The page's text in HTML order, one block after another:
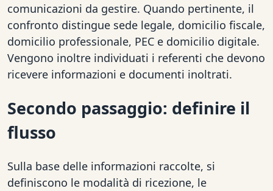
comunicazioni da gestire. Quando pertinente, il
confronto distingue sede legale, domicilio fiscale,
domicilio professionale, PEC e domicilio digitale.
Vengono inoltre individuati i referenti che devono
ricevere informazioni e documenti inoltrati.
Secondo passaggio: definire il
flusso
Sulla base delle informazioni raccolte, si
definiscono le modalità di ricezione, le